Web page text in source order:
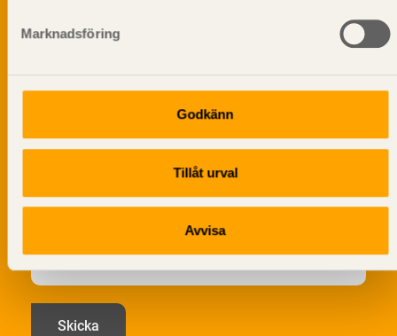
Marknadsföring
Godkänn
Tillåt urval
Avvisa